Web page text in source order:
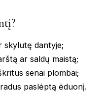
skylutę dantyje;
ar saldų maistą;
senai plombai;
paslėptą ėduonį.